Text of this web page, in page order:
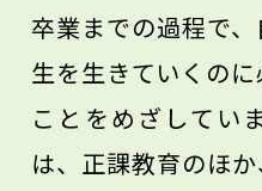
卒業までの過程で
生を生きていくの
ことをめざしてい
は、正課教育のほ